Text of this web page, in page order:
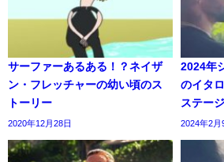
サーファーあるある！？ネイザ
ン・フレッチャーの幼い頃のス
トーリー
2020年12月28日
2024年
のイタ
ステー
2024年2月